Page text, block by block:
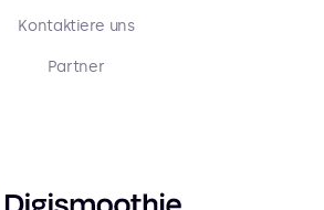
Kontaktiere uns
Partner